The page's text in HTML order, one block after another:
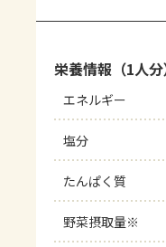
栄養情報（1人分
エネルギー
塩分
たんぱく質
野菜摂取量※